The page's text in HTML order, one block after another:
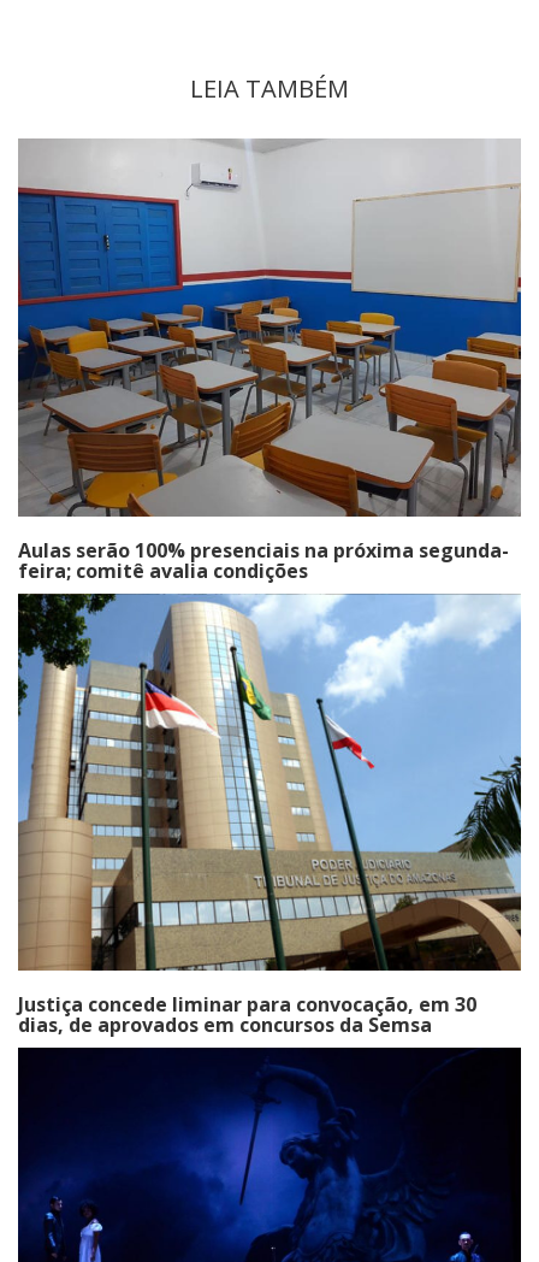
LEIA TAMBÉM
Aulas serão 100% presenciais na próxima segunda-
feira; comitê avalia condições
Justiça concede liminar para convocação, em 30
dias, de aprovados em concursos da Semsa